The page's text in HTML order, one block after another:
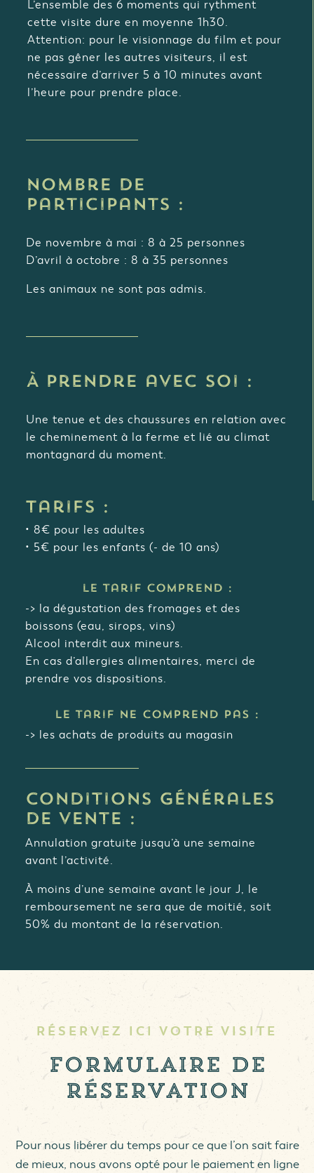
L’ensemble des 6 moments qui rythment
cette visite dure en moyenne 1h30.
Attention: pour le visionnage du film et pour
ne pas gêner les autres visiteurs, il est
nécessaire d’arriver 5 à 10 minutes avant
l’heure pour prendre place.
Nombre de
participants :
De novembre à mai : 8 à 25 personnes
D’avril à octobre : 8 à 35 personnes
Les animaux ne sont pas admis.
À prendre avec soi :
Une tenue et des chaussures en relation avec
le cheminement à la ferme et lié au climat
montagnard du moment.
Tarifs :
• 8€ pour les adultes
• 5€ pour les enfants (- de 10 ans)
le tarif comprend :
-> la dégustation des fromages et des
boissons (eau, sirops, vins)
Alcool interdit aux mineurs.
En cas d’allergies alimentaires, merci de
prendre vos dispositions.
Le tarif ne comprend pas :
-> les achats de produits au magasin
Conditions Générales
de vente :
Annulation gratuite jusqu’à une semaine
avant l’activité.
À moins d’une semaine avant le jour J, le
remboursement ne sera que de moitié, soit
50% du montant de la réservation.
RÉSERVEZ ICI VOTRE VISITE
Formulaire de
réservation
Pour nous libérer du temps pour ce que l’on sait faire
de mieux, nous avons opté pour le paiement en ligne